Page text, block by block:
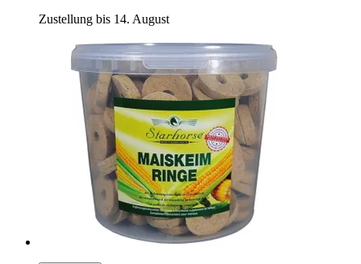
Zustellung bis 14. August